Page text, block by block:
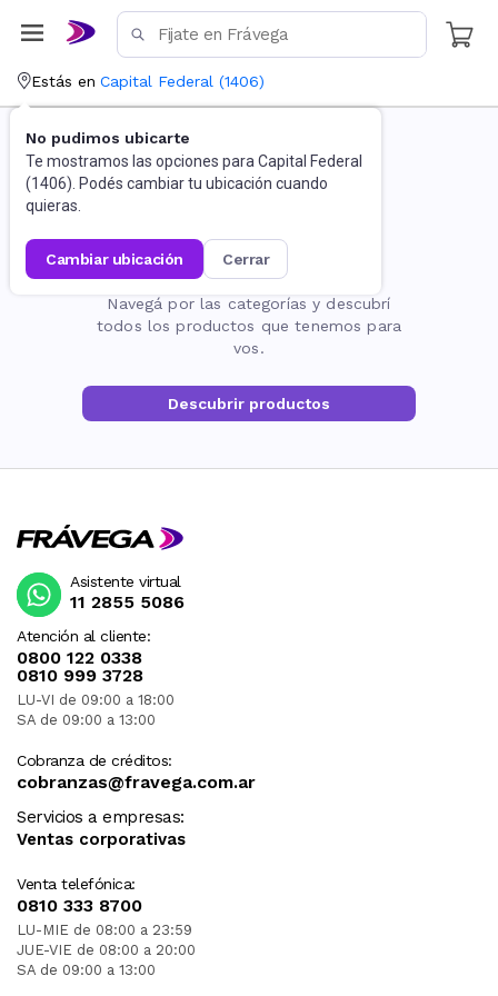
Estás en Capital Federal (1406)
No pudimos ubicarte
Te mostramos las opciones para Capital Federal
(1406). Podés cambiar tu ubicación cuando
quieras.
cambiar ubicación cerrar
La página no existe
Navegá por las categorías y descubrí
todos los productos que tenemos para
vos.
Descubrir productos
Atención al cliente:
0800 122 0338
0810 999 3728
LU-VI de 09:00 a 18:00
SA de 09:00 a 13:00
Cobranza de créditos:
cobranzas@fravega.com.ar
Servicios a empresas:
Ventas corporativas
Venta telefónica:
0810 333 8700
LU-MIE de 08:00 a 23:59
JUE-VIE de 08:00 a 20:00
SA de 09:00 a 13:00
Asistente virtual
11 2855 5086